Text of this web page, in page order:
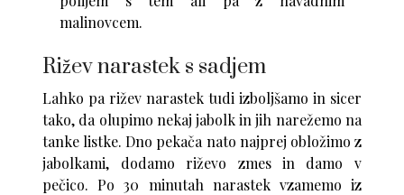
malinovcem.
Rižev narastek s sadjem
Lahko pa rižev narastek tudi izboljšamo in sicer
tako, da olupimo nekaj jabolk in jih narežemo na
tanke listke. Dno pekača nato najprej obložimo z
jabolkami, dodamo riževo zmes in damo v
pečico. Po 30 minutah narastek vzamemo iz